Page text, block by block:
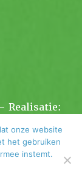
Realisatie:
onze website
het gebruiken
instemt.